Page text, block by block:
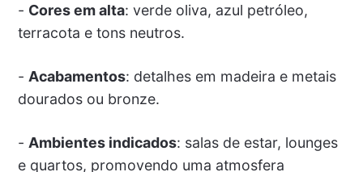
- Cores em alta: verde oliva, azul petróleo,
terracota e tons neutros.
- Acabamentos: detalhes em madeira e metais
dourados ou bronze.
- Ambientes indicados: salas de estar, lounges
e quartos, promovendo uma atmosfera